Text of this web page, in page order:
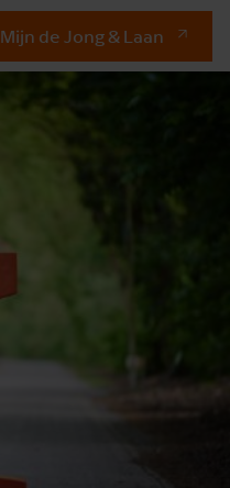
Mijn de Jong & Laan